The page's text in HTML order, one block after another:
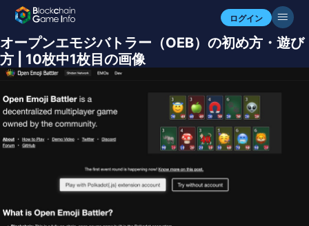
ログイン
オープンエモジバトラー（OEB）の初め方・遊び
方 | 10枚中1枚目の画像